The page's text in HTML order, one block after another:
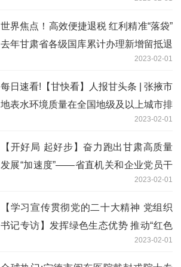
世界焦点！高效便捷退税 红利精准“落袋”
去年甘肃省各级国库累计办理新增留抵退
税金额超264亿元 受益企业逾3.8万户
2023-02-01
每日速看!【甘快看】人报甘头条 | 张掖市
地表水环境质量在全国地级及以上城市排
2023-02-01
【开好局 起好步】奋力跑出甘肃高质量
发展“加速度”——省直机关和企业党员干
2023-02-01
【学习宣传贯彻党的二十大精神 党组织
书记专访】发挥绿色生态优势 推动“红色
两当”高质量发展——访两当县委书记郭
省军
2023-02-01